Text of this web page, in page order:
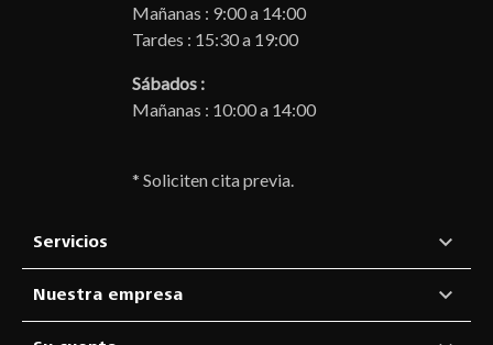
Mañanas : 9:00 a 14:00
Tardes : 15:30 a 19:00
Sábados :
Mañanas : 10:00 a 14:00
* Soliciten cita previa.
Servicios 
Nuestra empresa 